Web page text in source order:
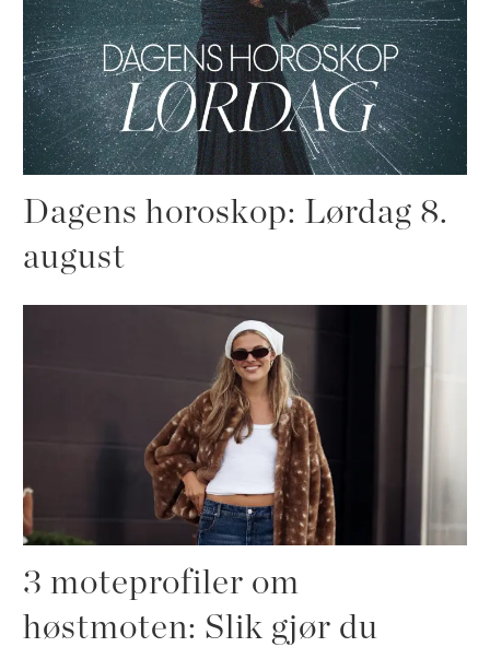
Dagens horoskop: Lørdag 8.
august
3 moteprofiler om
høstmoten: Slik gjør du